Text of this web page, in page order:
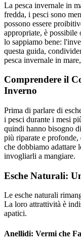
La pesca invernale in
fredda, i pesci sono
possono essere
appropriate, è
lo sappiamo bene:
questa guida,
pesca invernale in
Comprendere il
Inverno
Prima di parlare di
i pesci durante i mesi
quindi hanno bisogno
più riparate e
che dobbiamo adattare
invogliarli a mangiare.
Esche Naturali:
Le esche naturali
La loro attrattività è
apatici.
Anellidi: Vermi che